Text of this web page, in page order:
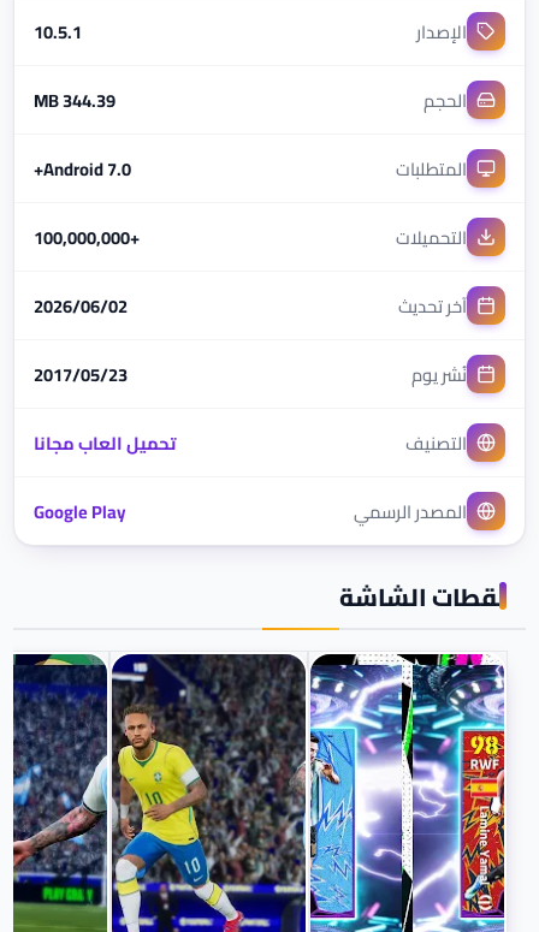
الإصدار 10.5.1
الحجم 344.39 MB
المتطلبات Android 7.0+
التحميلات +100,000,000
آخر تحديث 02‏/06‏/2026
نُشر يوم 23‏/05‏/2017
التصنيف تحميل العاب مجانا
المصدر الرسمي Google Play
لقطات الشاشة